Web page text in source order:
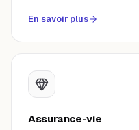
En savoir plus
Assurance-vie